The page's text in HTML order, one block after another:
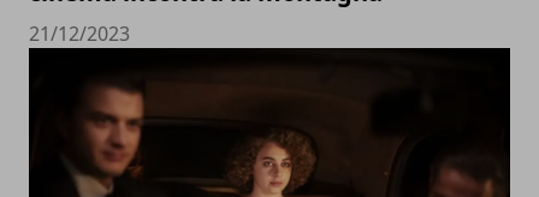
21/12/2023